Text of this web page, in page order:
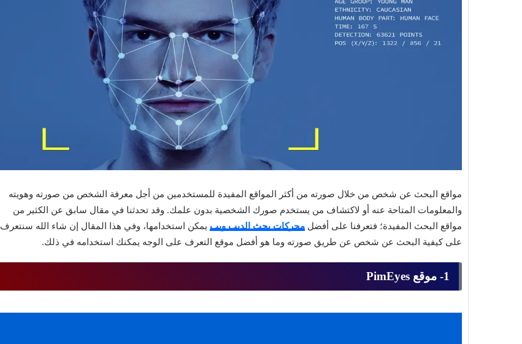
مواقع البحث عن شخص من خلال صورته من أكثر المواقع المفيدة للمستخدمين من أجل معرفة الشخص من صورته وهويته
والمعلومات المتاحة عنه أو لاكتشاف من يستخدم صورك الشخصية بدون علمك. وقد تحدثنا في مقال سابق عن الكثير من
مواقع البحث المفيدة؛ فتعرفنا على أفضل محركات بحث الديب ويب يمكن استخدامها، وفي هذا المقال إن شاء الله سنتعرف
على كيفية البحث عن شخص عن طريق صورته وما هو أفضل موقع التعرف على الوجه يمكنك استخدامه في ذلك.
1- موقع PimEyes